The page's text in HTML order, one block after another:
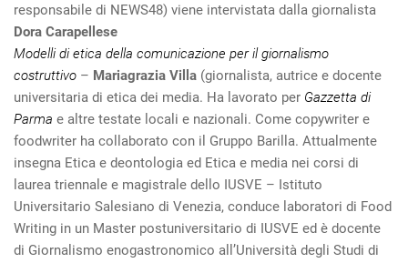
responsabile di NEWS48) viene intervistata dalla giornalista
Dora Carapellese
Modelli di etica della comunicazione per il giornalismo
costruttivo – Mariagrazia Villa (giornalista, autrice e docente
universitaria di etica dei media. Ha lavorato per Gazzetta di
Parma e altre testate locali e nazionali. Come copywriter e
foodwriter ha collaborato con il Gruppo Barilla. Attualmente
insegna Etica e deontologia ed Etica e media nei corsi di
laurea triennale e magistrale dello IUSVE – Istituto
Universitario Salesiano di Venezia, conduce laboratori di Food
Writing in un Master postuniversitario di IUSVE ed è docente
di Giornalismo enogastronomico all’Università degli Studi di